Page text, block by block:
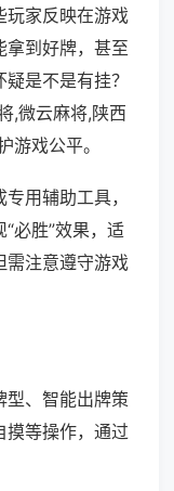
玩家反映在游戏
拿到好牌，甚至
是不是有挂？
,微云麻将,陕西
游戏公平。
用辅助工具，
必胜”效果，适
需注意遵守游戏
型、智能出牌策
摸等操作，通过